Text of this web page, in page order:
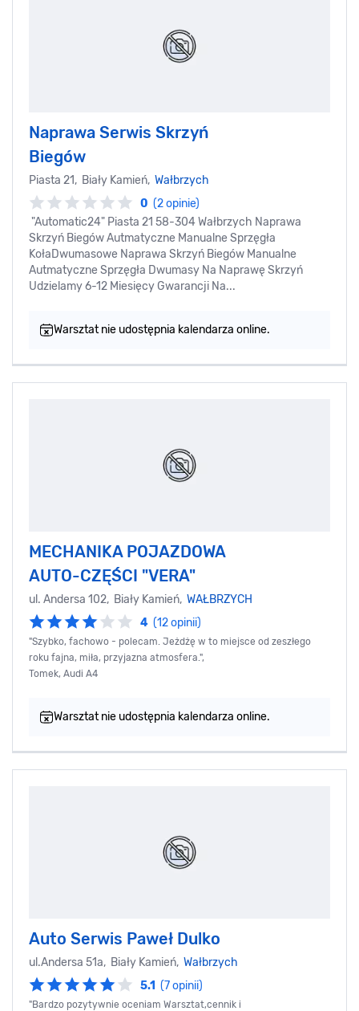
Naprawa Serwis Skrzyń
Biegów
Piasta 21, Biały Kamień, Wałbrzych
0 (2 opinie)
"Automatic24" Piasta 21 58-304 Wałbrzych Naprawa
Skrzyń Biegów Autmatyczne Manualne Sprzęgła
KołaDwumasowe Naprawa Skrzyń Biegów Manualne
Autmatyczne Sprzęgła Dwumasy Na Naprawę Skrzyń
Udzielamy 6-12 Miesięcy Gwarancji Na...
Warsztat nie udostępnia kalendarza online.
MECHANIKA POJAZDOWA
AUTO-CZĘŚCI "VERA"
ul. Andersa 102, Biały Kamień, WAŁBRZYCH
4 (12 opinii)
"Szybko, fachowo - polecam. Jeżdżę w to miejsce od zeszłego
roku fajna, miła, przyjazna atmosfera.",
Tomek, Audi A4
Warsztat nie udostępnia kalendarza online.
Auto Serwis Paweł Dulko
ul.Andersa 51a, Biały Kamień, Wałbrzych
5.1 (7 opinii)
"Bardzo pozytywnie oceniam Warsztat,cennik i